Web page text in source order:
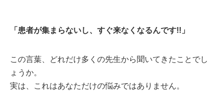
「患者が集まらないし、すぐ来なくなるんです!! 」
この言葉、どれだけ多くの先生から聞いてきたことでし
ょうか。
実は、これはあなただけの悩みではありません。